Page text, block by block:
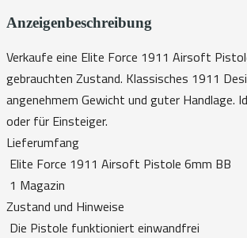
Anzeigenbeschreibung
Verkaufe eine Elite Force 1911 Airsoft
gebrauchten Zustand. Klassisches 1911
angenehmem Gewicht und guter Handlage.
oder für Einsteiger.
Lieferumfang
Elite Force 1911 Airsoft Pistole 6mm BB
1 Magazin
Zustand und Hinweise
Die Pistole funktioniert einwandfrei